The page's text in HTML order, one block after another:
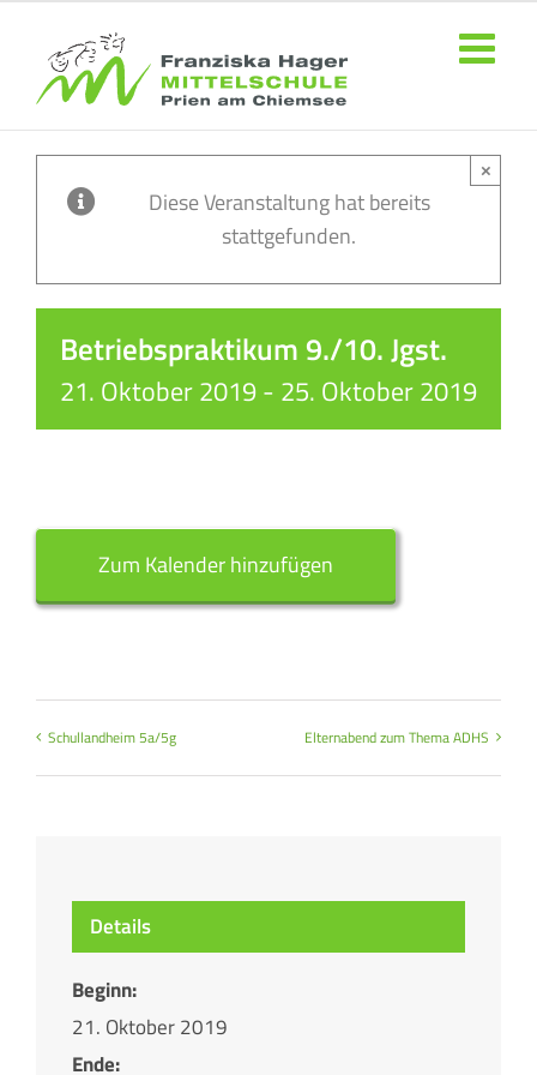
springen
Diese Veranstaltung hat bereits
stattgefunden.
×
Betriebspraktikum 9./10. Jgst.
21. Oktober 2019- 25. Oktober 2019
Zum Kalender hinzufügen
Schullandheim 5a/5g Elternabend zum Thema ADHS
Details
Beginn:
21. Oktober 2019
Ende: